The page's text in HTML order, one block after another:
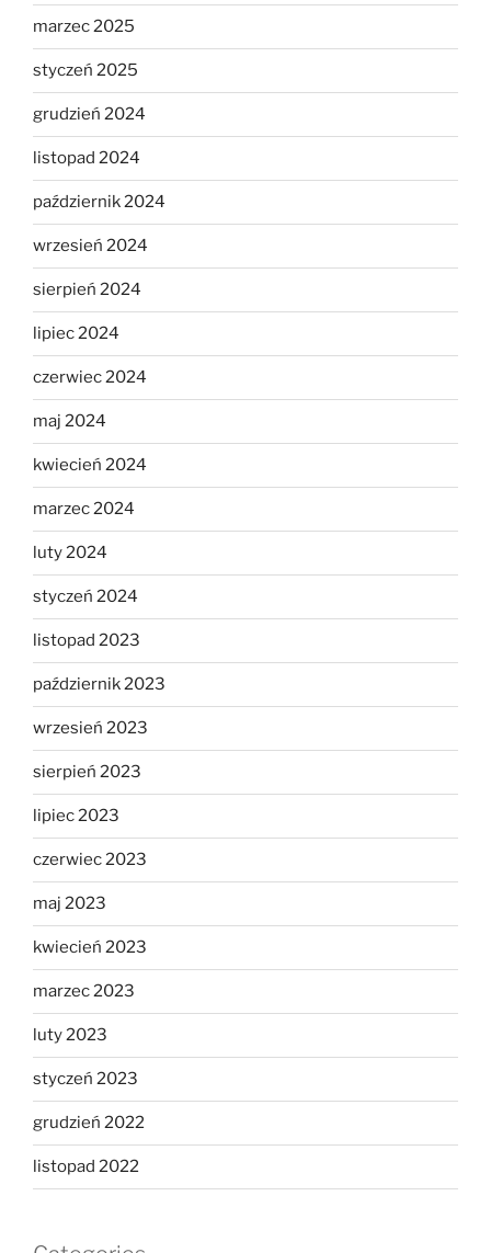
marzec 2025
styczeń 2025
grudzień 2024
listopad 2024
październik 2024
wrzesień 2024
sierpień 2024
lipiec 2024
czerwiec 2024
maj 2024
kwiecień 2024
marzec 2024
luty 2024
styczeń 2024
listopad 2023
październik 2023
wrzesień 2023
sierpień 2023
lipiec 2023
czerwiec 2023
maj 2023
kwiecień 2023
marzec 2023
luty 2023
styczeń 2023
grudzień 2022
listopad 2022